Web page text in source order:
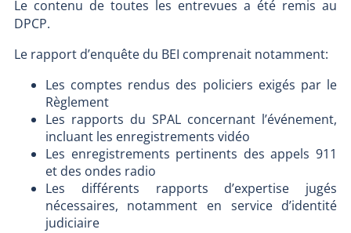
Le contenu de toutes les entrevues a été remis au
DPCP.
Le rapport d’enquête du BEI comprenait notamment:
Les comptes rendus des policiers exigés par le
Règlement
Les rapports du SPAL concernant l’événement,
incluant les enregistrements vidéo
Les enregistrements pertinents des appels 911
et des ondes radio
Les différents rapports d’expertise jugés
nécessaires, notamment en service d’identité
judiciaire